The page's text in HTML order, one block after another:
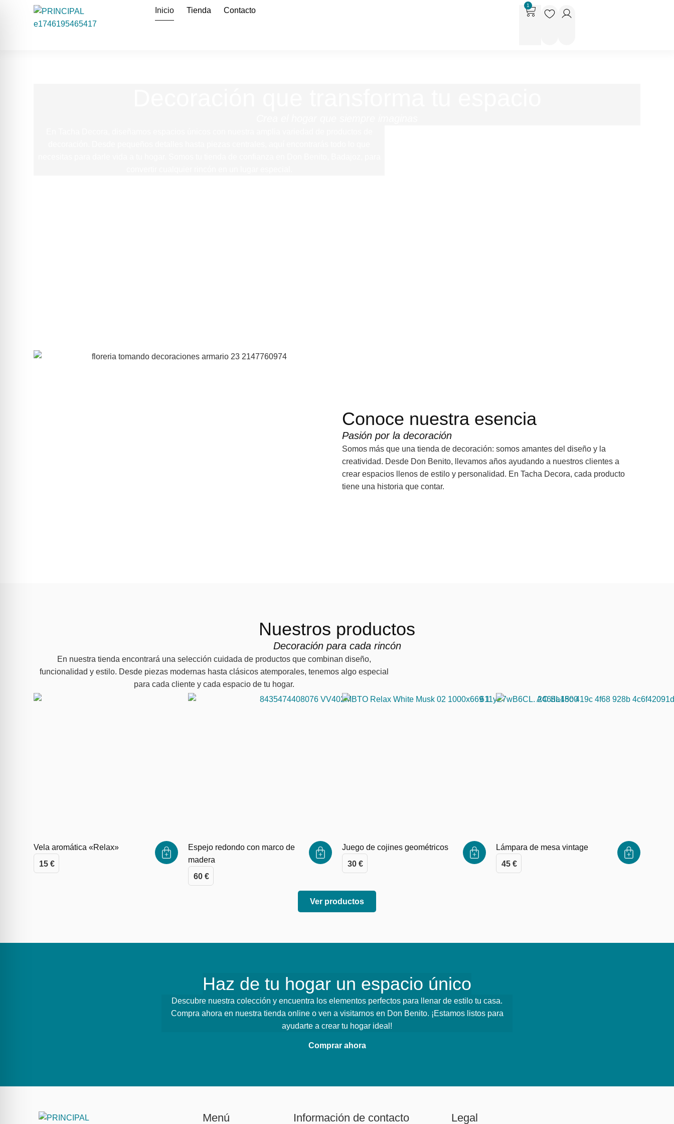
Inicio Tienda Contacto
1
Conoce nuestra esencia
Pasión por la decoración
Somos más que una tienda de decoración: somos amantes del diseño y la
creatividad. Desde Don Benito, llevamos años ayudando a nuestros clientes a
crear espacios llenos de estilo y personalidad. En Tacha Decora, cada producto
tiene una historia que contar.
Nuestros productos
Decoración para cada rincón
En nuestra tienda encontrará una selección cuidada de productos que combinan diseño,
funcionalidad y estilo. Desde piezas modernas hasta clásicos atemporales, tenemos algo especial
para cada cliente y cada espacio de tu hogar.
Vela aromática «Relax»
15€
Espejo redondo con marco de
madera
60 €
Juego de cojines geométricos
30 €
Lámpara de mesa vintage
45€
Ver productos
Haz de tu hogar un espacio único
Descubre nuestra colección y encuentra los elementos perfectos para llenar de estilo tu casa.
Compra ahora en nuestra tienda online o ven a visitarnos en Don Benito. ¡Estamos listos para
ayudarte a crear tu hogar ideal!
Comprar ahora
Menú Información de contacto Legal